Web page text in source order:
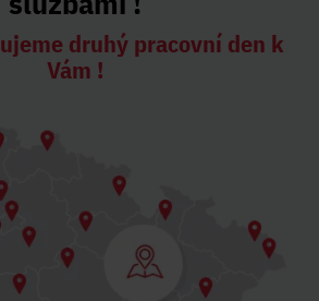
druhý pracovní den k
Vám !